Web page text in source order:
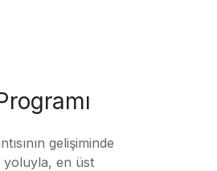
gelişiminde
yoluyla, en üst